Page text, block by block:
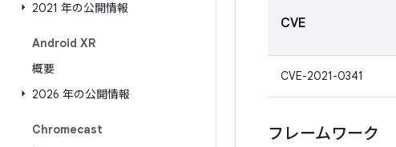
2021 年の公開情報
Android XR
概要
2026 年の公開情報
Chromecast
CVE
CVE-2021-0341
フレームワーク